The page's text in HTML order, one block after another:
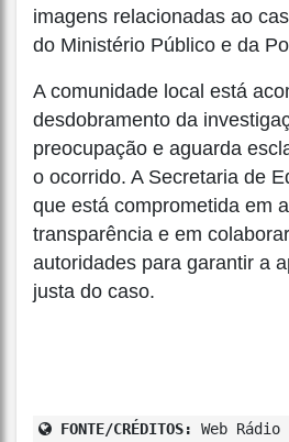
imagens relacionadas ao
do Ministério Público e da
A comunidade local está
desdobramento da
preocupação e aguarda
o ocorrido. A Secretaria de
que está comprometida em
transparência e em
autoridades para garantir a
justa do caso.
FONTE/CRÉDITOS: Web Rádio